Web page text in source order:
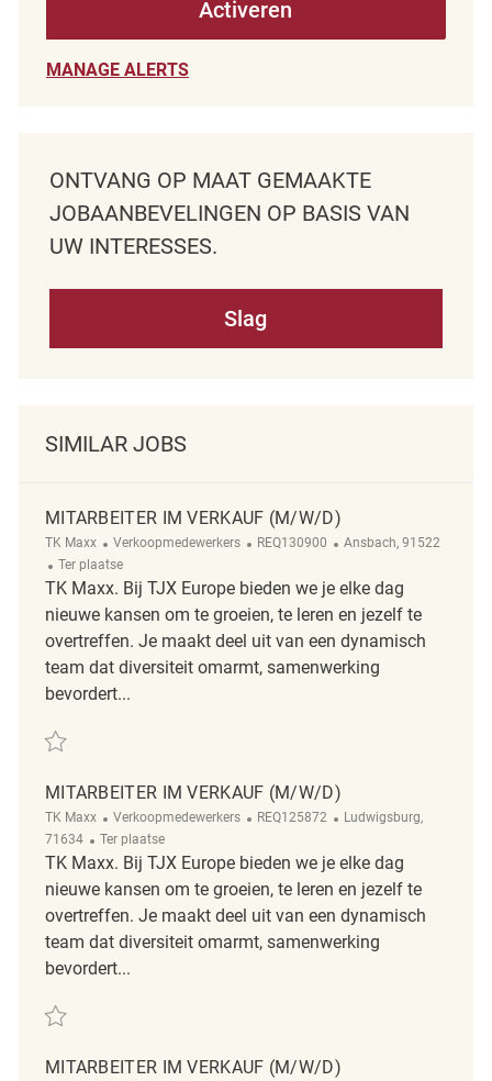
Activeren
MANAGE ALERTS
ONTVANG OP MAAT GEMAAKTE
JOBAANBEVELINGEN OP BASIS VAN
UW INTERESSES.
Slag
SIMILAR JOBS
MITARBEITER IM VERKAUF (M/W/D)
TK Maxx Categorie
Verkoopmedewerkers ReqId
REQ130900 Plaats
Ansbach, 91522
Afgelegen
Ter plaatse
TK Maxx. Bij TJX Europe bieden we je elke dag
nieuwe kansen om te groeien, te leren en jezelf te
overtreffen. Je maakt deel uit van een dynamisch
team dat diversiteit omarmt, samenwerking
bevordert...
Redden Mitarbeiter im Verkauf (m/w/d) REQ130900
MITARBEITER IM VERKAUF (M/W/D)
TK Maxx Categorie
Verkoopmedewerkers ReqId
REQ125872 Plaats
Ludwigsburg,
71634
Afgelegen
Ter plaatse
TK Maxx. Bij TJX Europe bieden we je elke dag
nieuwe kansen om te groeien, te leren en jezelf te
overtreffen. Je maakt deel uit van een dynamisch
team dat diversiteit omarmt, samenwerking
bevordert...
Redden Mitarbeiter im Verkauf (m/w/d) REQ125872
MITARBEITER IM VERKAUF (M/W/D)